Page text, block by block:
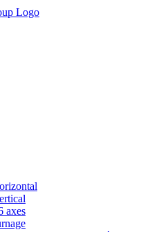
axes